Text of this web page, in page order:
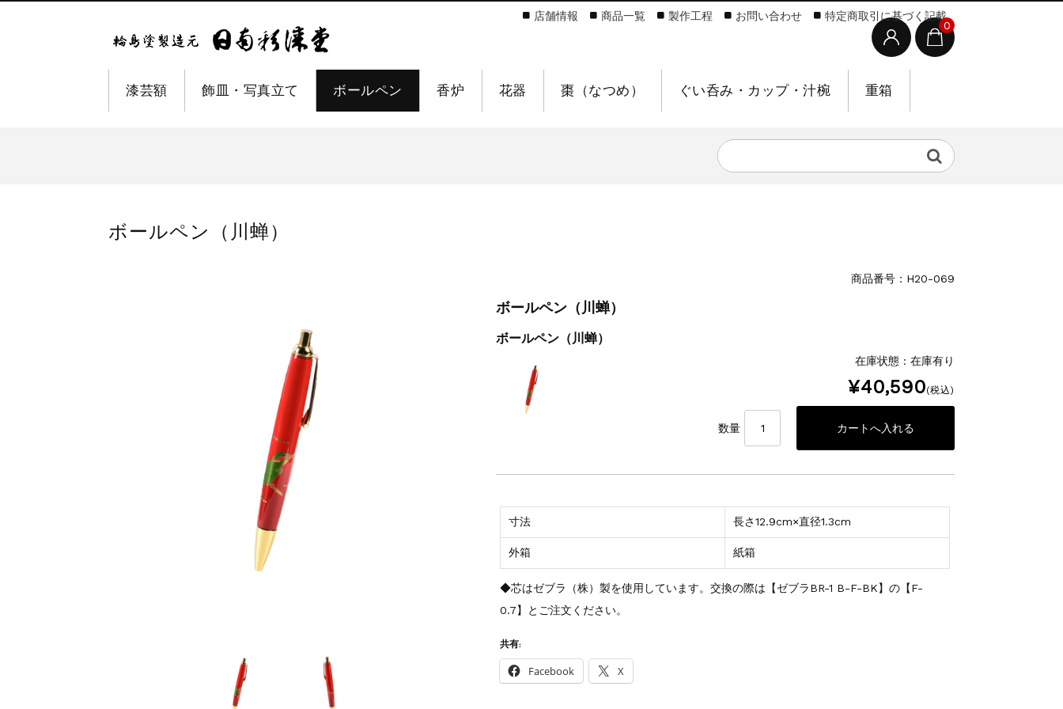
0
漆芸額 飾皿・写真立て ボールペン 香炉 花器 棗（なつめ） ぐい呑み・カップ・汁椀 重箱
店舗情報 商品一覧 製作工程 お問い合わせ 特定商取引に基づく記載
ボールペン（川蝉）
商品番号：H20-069
ボールペン（川蝉）
ボールペン（川蝉）
在庫状態 : 在庫有り
¥40,590(税込)
数量
寸法 長さ12.9cm×直径1.3cm
外箱 紙箱
◆芯はゼブラ（株）製を使用しています。交換の際は【ゼブラBR-1 B-F-BK】の【F-
0.7】とご注文ください。
共有:
Facebook X